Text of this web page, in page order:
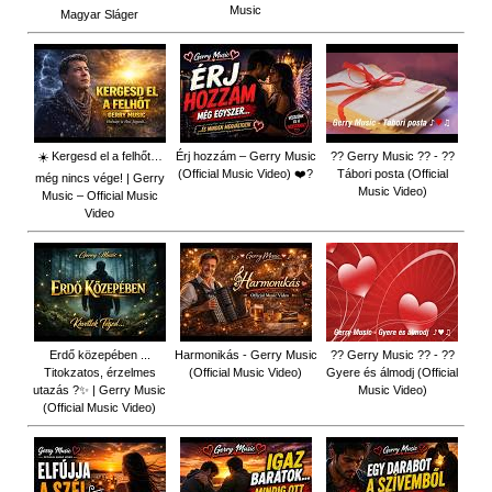
Magyar Sláger
Music
☀️ Kergesd el a felhőt…
még nincs vége! | Gerry
Music – Official Music
Video
Érj hozzám – Gerry Music
(Official Music Video) ❤️?
?? Gerry Music ?? - ??
Tábori posta (Official
Music Video)
Erdő közepében ...
Titokzatos, érzelmes
utazás ?✨ | Gerry Music
(Official Music Video)
Harmonikás - Gerry Music
(Official Music Video)
?? Gerry Music ?? - ??
Gyere és álmodj (Official
Music Video)